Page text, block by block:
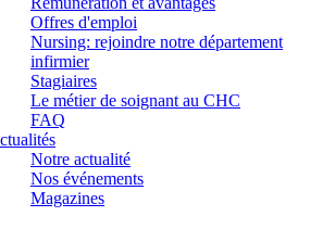
Offres d'emploi
Nursing: rejoindre notre département
infirmier
Stagiaires
Le métier de soignant au CHC
FAQ
Notre actualité
Nos événements
Magazines